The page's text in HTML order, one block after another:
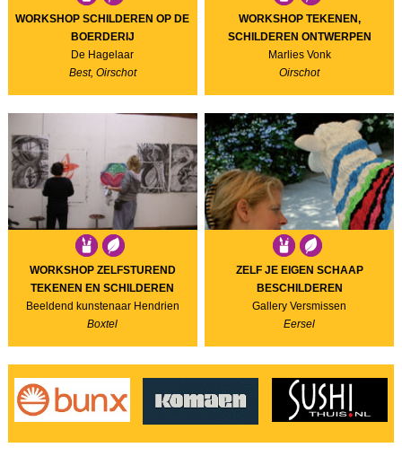
WORKSHOP SCHILDEREN OP DE
BOERDERIJ
De Hagelaar
Best, Oirschot
WORKSHOP TEKENEN,
SCHILDEREN ONTWERPEN
Marlies Vonk
Oirschot
WORKSHOP ZELFSTUREND
TEKENEN EN SCHILDEREN
Beeldend kunstenaar Hendrien
Boxtel
ZELF JE EIGEN SCHAAP
BESCHILDEREN
Gallery Versmissen
Eersel